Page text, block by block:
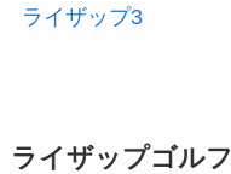
ライザップ3
ライザップゴル